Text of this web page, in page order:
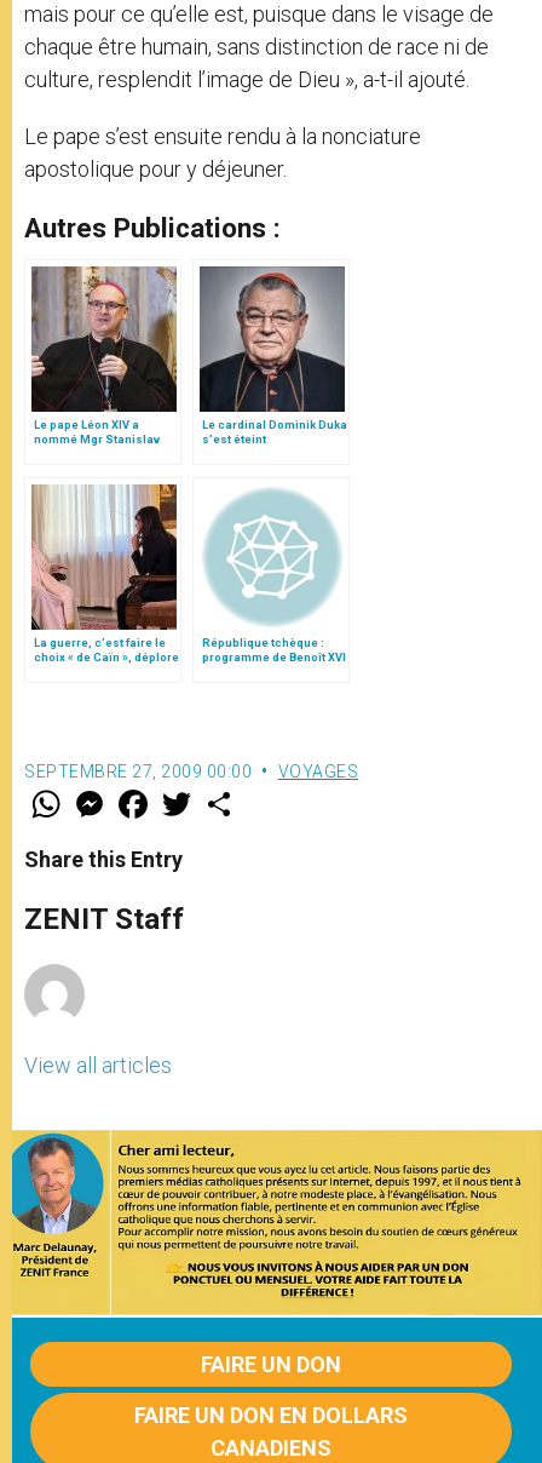
mais pour ce qu’elle est, puisque dans le visage de
chaque être humain, sans distinction de race ni de
culture, resplendit l’image de Dieu », a-t-il ajouté.
Le pape s’est ensuite rendu à la nonciature
apostolique pour y déjeuner.
Autres Publications :
Le pape Léon XIV a
nommé Mgr Stanislav
Le cardinal Dominik Duka
s’est éteint
La guerre, c’est faire le
choix « de Caïn », déplore
République tchèque :
programme de Benoît XVI
(26-28 sept. 2009)
SEPTEMBRE 27, 2009 00:00 VOYAGES
W
t
s
p
p
M
e
s
e
g
e
F
a
e
b
o
k
w
Share this Entry
ZENIT Staff
View all articles
FAIRE UN DON
FAIRE UN DON EN DOLLARS
CANADIENS